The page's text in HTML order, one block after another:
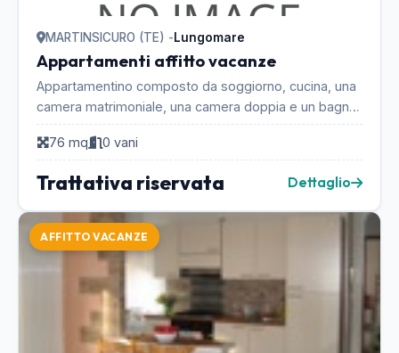
MARTINSICURO (TE) -Lungomare
Appartamenti affitto vacanze
Appartamentino composto da soggiorno, cucina, una
camera matrimoniale, una camera doppia e un bagno.
La posizione è ottima, il palazzo è posizionato i...
76 mq
0 vani
Trattativa riservata Dettaglio
AFFITTO VACANZE